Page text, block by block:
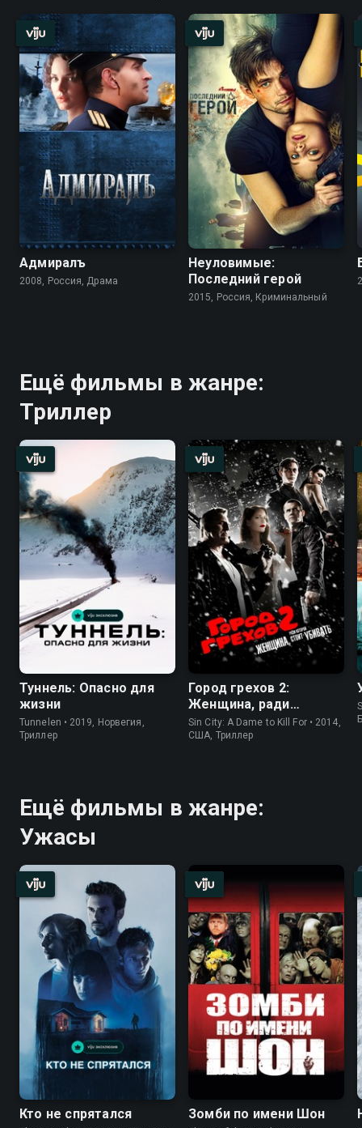
Адмиралъ
2008, Россия, Драма
Неуловимые:
Последний герой
2015, Россия, Криминальный
Ещё фильмы в жанре:
Триллер
Туннель: Опасно для
жизни
Tunnelen • 2019, Норвегия,
Триллер
Город грехов 2:
Женщина, ради
которой стоит убивать
Sin City: A Dame to Kill For • 2014,
США, Триллер
Ещё фильмы в жанре:
Ужасы
Кто не спрятался Зомби по имени Шон